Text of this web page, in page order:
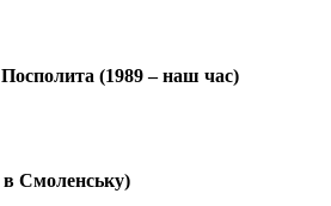
(1989 – наш час)
в Смоленську)